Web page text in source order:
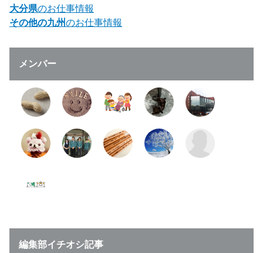
大分県のお仕事情報
その他の九州のお仕事情報
メンバー
編集部イチオシ記事